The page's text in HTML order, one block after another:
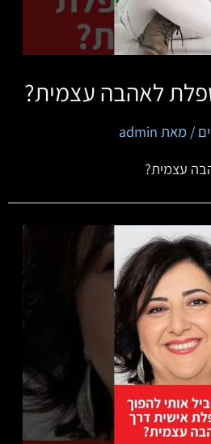
לאהבה עצמית?
/ מאת admin
עצמית?